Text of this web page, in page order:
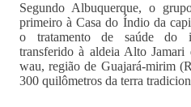
Segundo Albuquerque, o
primeiro à Casa do Índio da
o tratamento de saúde do
transferido à aldeia Alto Jamari
wau, região de Guajará-mirim
300 quilômetros da terra